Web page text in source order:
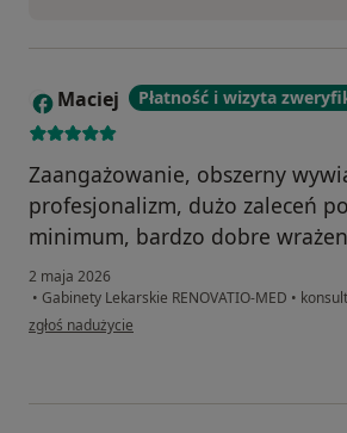
M Maciej Płatność i wizyta
Zaangażowanie, obszerny
profesjonalizm, dużo zaleceń
minimum, bardzo dobre
2 maja 2026
• Gabinety Lekarskie RENOVATIO-MED •
w opinii użytkownika Maciej
zgłoś nadużycie